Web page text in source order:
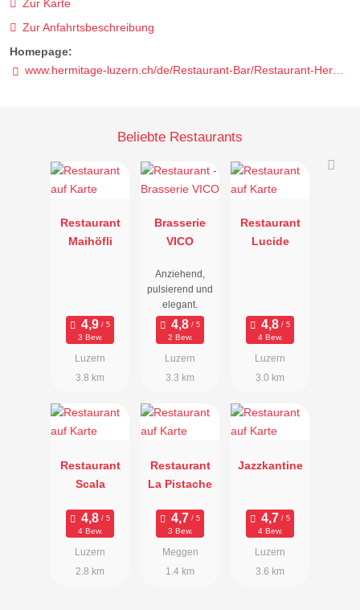
Zur Karte
Zur Anfahrtsbeschreibung
Homepage:
www.hermitage-luzern.ch/de/Restaurant-Bar/Restaurant-Hermitage
Beliebte Restaurants
Restaurant
Maihöfli
3 Bew.
Luzern
3.8 km
Brasserie
VICO
Anziehend,
pulsierend und
elegant.
2 Bew.
Luzern
3.3 km
Restaurant
Lucide
4 Bew.
Luzern
3.0 km
Restaurant
Scala
4 Bew.
Luzern
2.8 km
Restaurant
La Pistache
3 Bew.
Meggen
1.4 km
Jazzkantine
4 Bew.
Luzern
3.6 km